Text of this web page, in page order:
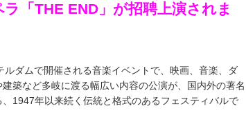
「THE END」が招聘上演されま
ルダムで開催される音楽イベントで、映画、音楽、ダ
築など多岐に渡る幅広い内容の公演が、国内外の著名
1947年以来続く伝統と格式のあるフェスティバルで